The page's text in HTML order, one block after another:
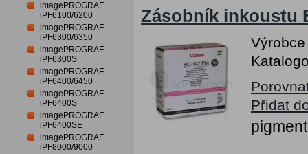
imagePROGRAF
iPF6100/6200
imagePROGRAF
iPF6300/6350
imagePROGRAF
iPF6300S
imagePROGRAF
iPF6400/6450
imagePROGRAF
iPF6400S
imagePROGRAF
iPF6400SE
imagePROGRAF
iPF8000/9000
Zásobník inkoustu
Přidat